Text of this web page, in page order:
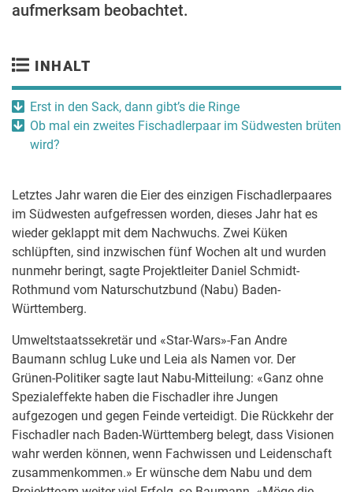
aufmerksam beobachtet.
INHALT
Erst in den Sack, dann gibt’s die Ringe
Ob mal ein zweites Fischadlerpaar im Südwesten brüten
wird?
Letztes Jahr waren die Eier des einzigen Fischadlerpaares
im Südwesten aufgefressen worden, dieses Jahr hat es
wieder geklappt mit dem Nachwuchs. Zwei Küken
schlüpften, sind inzwischen fünf Wochen alt und wurden
nunmehr beringt, sagte Projektleiter Daniel Schmidt-
Rothmund vom Naturschutzbund (Nabu) Baden-
Württemberg.
Umweltstaatssekretär und «Star-Wars»-Fan Andre
Baumann schlug Luke und Leia als Namen vor. Der
Grünen-Politiker sagte laut Nabu-Mitteilung: «Ganz ohne
Spezialeffekte haben die Fischadler ihre Jungen
aufgezogen und gegen Feinde verteidigt. Die Rückkehr der
Fischadler nach Baden-Württemberg belegt, dass Visionen
wahr werden können, wenn Fachwissen und Leidenschaft
zusammenkommen.» Er wünsche dem Nabu und dem